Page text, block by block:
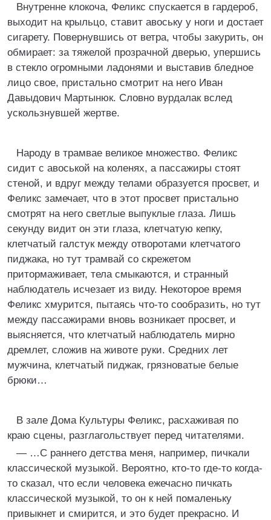
Внутренне клокоча, Феликс спускается в гардероб,
выходит на крыльцо, ставит авоську у ноги и достает
сигарету. Повернувшись от ветра, чтобы закурить, он
обмирает: за тяжелой прозрачной дверью, упершись
в стекло огромными ладонями и выставив бледное
лицо свое, пристально смотрит на него Иван
Давыдович Мартынюк. Словно вурдалак вслед
ускользнувшей жертве.
Народу в трамвае великое множество. Феликс
сидит с авоськой на коленях, а пассажиры стоят
стеной, и вдруг между телами образуется просвет, и
Феликс замечает, что в этот просвет пристально
смотрят на него светлые выпуклые глаза. Лишь
секунду видит он эти глаза, клетчатую кепку,
клетчатый галстук между отворотами клетчатого
пиджака, но тут трамвай со скрежетом
притормаживает, тела смыкаются, и странный
наблюдатель исчезает из виду. Некоторое время
Феликс хмурится, пытаясь что-то сообразить, но тут
между пассажирами вновь возникает просвет, и
выясняется, что клетчатый наблюдатель мирно
дремлет, сложив на животе руки. Средних лет
мужчина, клетчатый пиджак, грязноватые белые
брюки…
В зале Дома Культуры Феликс, расхаживая по
краю сцены, разглагольствует перед читателями.
— …С раннего детства меня, например, пичкали
классической музыкой. Вероятно, кто-то где-то когда-
то сказал, что если человека ежечасно пичкать
классической музыкой, то он к ней помаленьку
привыкнет и смирится, и это будет прекрасно. И